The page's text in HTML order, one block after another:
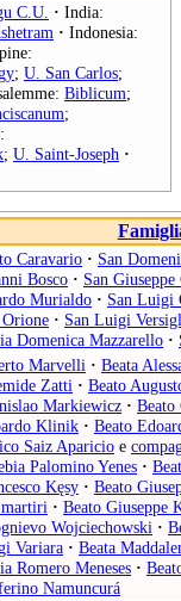
C.U. · India:
· Indonesia:
; U. San Carlos;
Biblicum;
;
; U. Saint-Joseph ·
Caravario · San
Bosco · San Giuseppe
Murialdo · San Luigi
· San Luigi
Domenica Mazzarello ·
Marvelli · Beata
Zatti · Beato
Markiewicz · Beato
Klinik · Beato
Saiz Aparicio e
Palomino Yenes ·
Kęsy · Beato
· Beato Giuseppe
Wojciechowski ·
Variara · Beata
Romero Meneses ·
Namuncurá